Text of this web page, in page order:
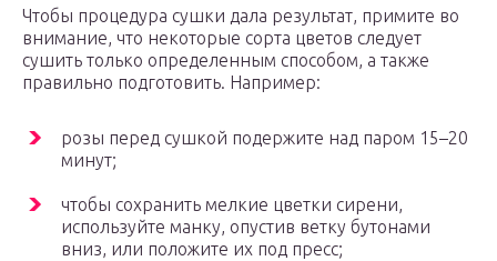
Чтобы процедура сушки дала результат, примите во
внимание, что некоторые сорта цветов следует
сушить только определенным способом, а также
правильно подготовить. Например:
розы перед сушкой подержите над паром 15–20
минут;
чтобы сохранить мелкие цветки сирени,
используйте манку, опустив ветку бутонами
вниз, или положите их под пресс;